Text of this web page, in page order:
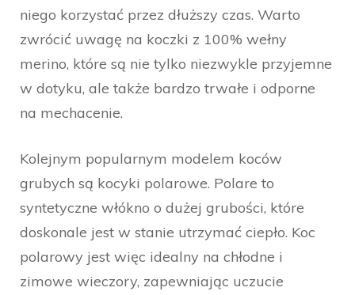
niego korzystać przez dłuższy czas. Warto
zwrócić uwagę na koczki z 100% wełny
merino, które są nie tylko niezwykle przyjemne
w dotyku, ale także bardzo trwałe i odporne
na mechacenie.
Kolejnym popularnym modelem koców
grubych są kocyki polarowe. Polare to
syntetyczne włókno o dużej grubości, które
doskonale jest w stanie utrzymać ciepło. Koc
polarowy jest więc idealny na chłodne i
zimowe wieczory, zapewniając uczucie